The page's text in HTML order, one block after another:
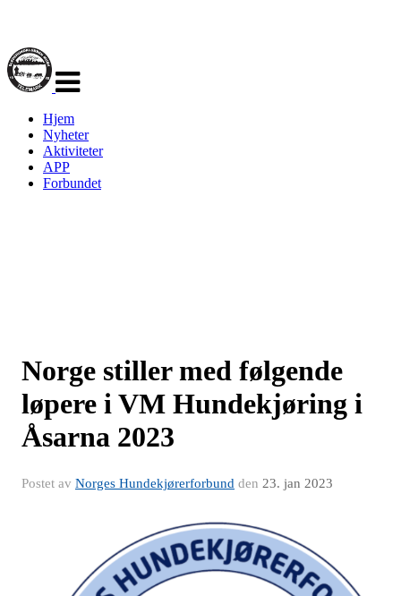
navigasjon
Hjem
Nyheter
Aktiviteter
APP
Forbundet
Norge stiller med følgende
løpere i VM Hundekjøring i
Åsarna 2023
Postet av Norges Hundekjørerforbund den 23. jan 2023